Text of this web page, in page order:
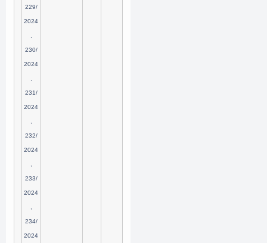
229/
2024
,
230/
2024
,
231/
2024
,
232/
2024
,
233/
2024
,
234/
2024